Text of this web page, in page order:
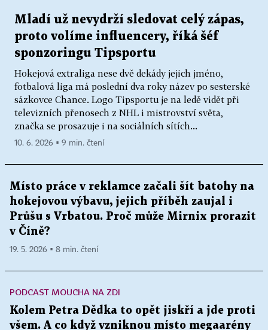
Mladí už nevydrží sledovat celý zápas,
proto volíme influencery, říká šéf
sponzoringu Tipsportu
Hokejová extraliga nese dvě dekády jejich jméno,
fotbalová liga má poslední dva roky název po sesterské
sázkovce Chance. Logo Tipsportu je na ledě vidět při
televizních přenosech z NHL i mistrovství světa,
značka se prosazuje i na sociálních sítích...
10. 6. 2026 ▪ 9 min. čtení
Místo práce v reklamce začali šít batohy na
hokejovou výbavu, jejich příběh zaujal i
Průšu s Vrbatou. Proč může Mirnix prorazit
v Číně?
19. 5. 2026 ▪ 8 min. čtení
PODCAST MOUCHA NA ZDI
Kolem Petra Dědka to opět jiskří a jde proti
všem. A co když vzniknou místo megaarény